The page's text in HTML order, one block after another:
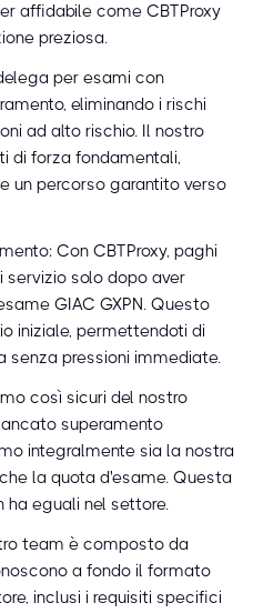
affidabile come CBTProxy
preziosa.
per esami con
eliminando i rischi
ad alto rischio. Il nostro
di forza fondamentali,
un percorso garantito verso
Con CBTProxy, paghi
solo dopo aver
GIAC GXPN. Questo
iniziale, permettendoti di
senza pressioni immediate.
così sicuri del nostro
superamento
integralmente sia la nostra
la quota d'esame. Questa
ha eguali nel settore.
team è composto da
a fondo il formato
inclusi i requisiti specifici